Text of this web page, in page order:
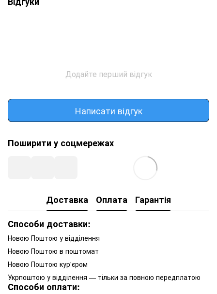
Додайте перший відгук
Написати відгук
Поширити у соцмережах
Доставка Оплата
Гарантія
Способи доставки:
Новою Поштою у відділення
Новою Поштою в поштомат
Новою Поштою кур'єром
Укрпоштою у відділення — тільки за повною передплатою
Способи оплати: